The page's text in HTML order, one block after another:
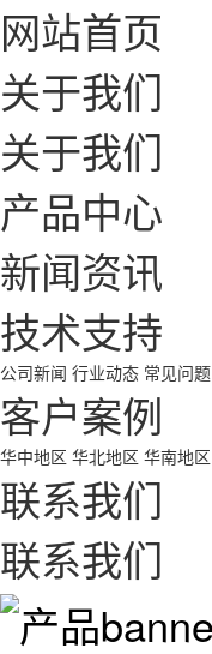
网站首页
关于我们
关于我们
产品中心
新闻资讯
技术支持
公司新闻 行业动态 常见问题
客户案例
华中地区 华北地区 华南地区
联系我们
联系我们